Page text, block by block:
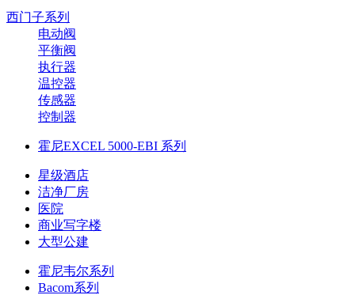
西门子系列
电动阀
平衡阀
执行器
温控器
传感器
控制器
霍尼EXCEL 5000-EBI 系列
星级酒店
洁净厂房
医院
商业写字楼
大型公建
霍尼韦尔系列
Bacom系列